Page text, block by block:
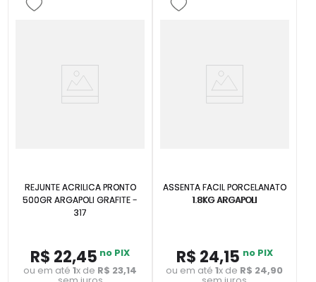
REJUNTE ACRILICA PRONTO
500GR ARGAPOLI GRAFITE -
317
R$ 22,45 no PIX
ou em até1x de R$ 23,14
ASSENTA FACIL PORCELANATO
1.8KG ARGAPOLI
R$ 24,15 no PIX
ou em até1x de R$ 24,90